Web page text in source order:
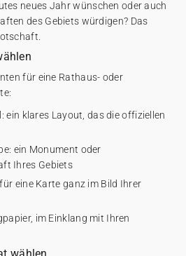
neues Jahr wünschen oder auch
des Gebiets würdigen? Das
für eine Rathaus- oder
klares Layout, das die offiziellen
ein Monument oder
Ihres Gebiets
eine Karte ganz im Bild Ihrer
im Einklang mit Ihren